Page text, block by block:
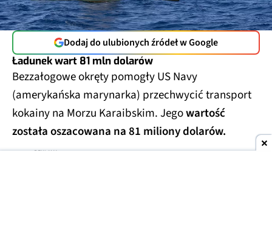
Dodaj do ulubionych źródeł w Google
Ładunek wart 81 mln dolarów
Bezzałogowe okręty pomogły US Navy
(amerykańska marynarka) przechwycić transport
kokainy na Morzu Karaibskim. Jegowartość
została oszacowana na 81 miliony dolarów.